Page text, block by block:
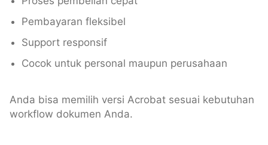
Pembayaran fleksibel
Support responsif
Cocok untuk personal maupun perusahaan
Anda bisa memilih versi Acrobat sesuai kebutuhan
workflow dokumen Anda.